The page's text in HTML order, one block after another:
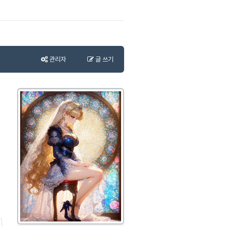
관리자 글 쓰기